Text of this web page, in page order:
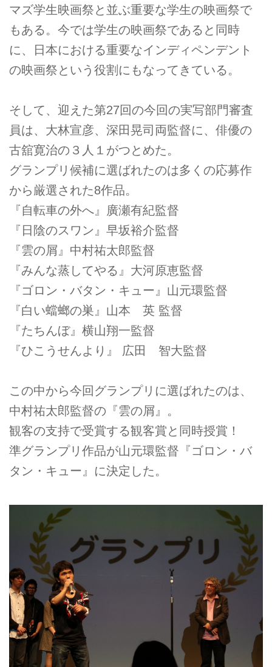
マズ学生映画祭と並ぶ重要な学生の映画祭で
もある。今では学生の映画祭であると同時
に、日本における重要なインディペンデント
の映画祭という役割にもなってきている。
そして、迎えた第27回の今回の実写部門審査
員は、大林宣彦、深田晃司両監督に、俳優の
古舘寛治の３人１がつとめた。
グランプリ候補に選ばれたのは多くの応募作
から厳選された8作品。
『自転車の外へ』廣瀬有紀監督
『日陰のスワン』早坂裕介監督
『雲の屑』中村祐太郎監督
『みんな蒸してやる』大河原恵監督
『ゴロン・バタン・キュー』山元環監督
『白い蟷螂の巣』山本 英 監督
『たちんぼ』横山翔一監督
『ひこうせんより』 広田 智大監督
この中から今回グランプリに選ばれたのは、
中村祐太郎監督の『雲の屑』。
観客の支持で受賞する観客賞と同時授賞！
準グランプリ作品が山元環監督『ゴロン・バ
タン・キュー』に決定した。